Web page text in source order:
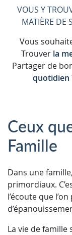
VOUS Y
MATIÈRE DE
Vous
Trouver la
Partager de
quotidien
Ceux
Famille
Dans une
primordiaux.
l’écoute que
La vie de famille